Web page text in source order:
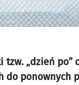
„dzień po”
do ponownych